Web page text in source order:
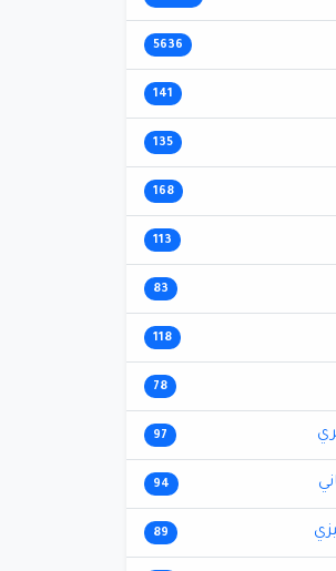
5636
141
135
168
113
83
118
78
97
94
89